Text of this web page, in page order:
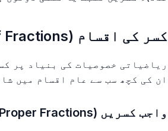
کسر کی اقسام (Types of Fractions)
ریاضیاتی خصوصیات کی بنیاد پر
ان کی کچھ سب سے عام اقسام میں
واجب کسریں (Proper Fractions)